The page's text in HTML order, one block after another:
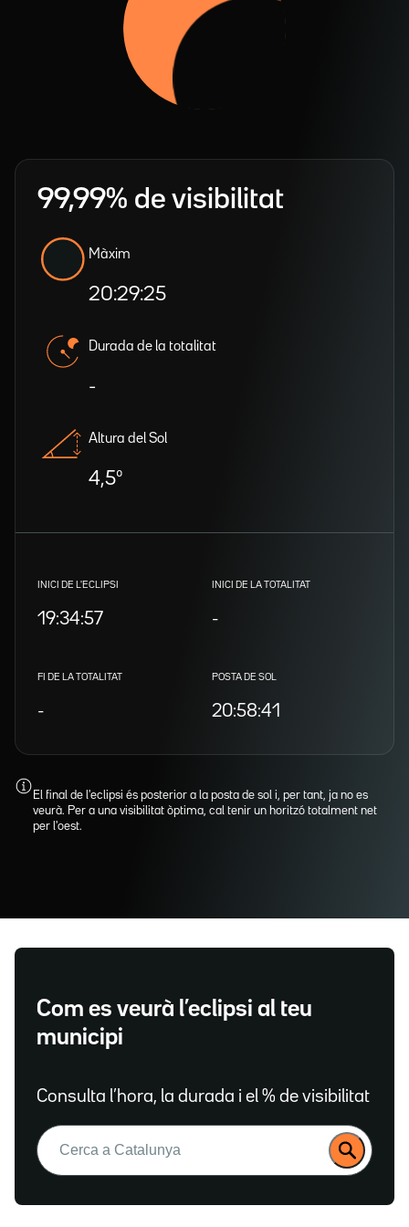
99,99% de visibilitat
Màxim
20:29:25
Durada de la totalitat
-
Altura del Sol
4,5º
INICI DE L'ECLIPSI
19:34:57
INICI DE LA TOTALITAT
-
FI DE LA TOTALITAT
-
POSTA DE SOL
20:58:41
El final de l'eclipsi és posterior a la posta de sol i, per tant, ja no es
veurà. Per a una visibilitat òptima, cal tenir un horitzó totalment net
per l'oest.
Com es veurà l’eclipsi al teu
municipi
Consulta l’hora, la durada i el % de visibilitat
Buscar: